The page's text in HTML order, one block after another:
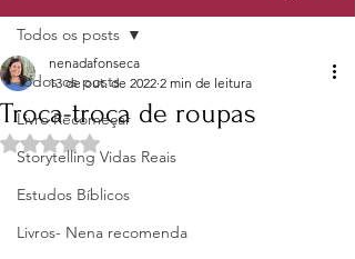
Todos os posts
Livro Recomeçar
Storytelling Vidas Reais
Estudos Bíblicos
Livros- Nena recomenda
Todos os posts
Troca-troca de roupas
nenadafonseca
13 de out. de 2022 2 min de leitura
Avaliado com NaN de 5 estrelas.